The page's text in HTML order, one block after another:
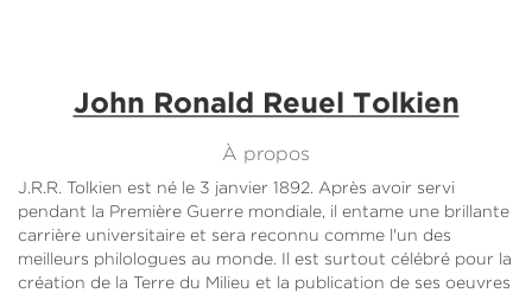
John Ronald Reuel Tolkien
À propos
J.R.R. Tolkien est né le 3 janvier 1892. Après avoir servi
pendant la Première Guerre mondiale, il entame une brillante
carrière universitaire et sera reconnu comme l'un des
meilleurs philologues au monde. Il est surtout célébré pour la
création de la Terre du Milieu et la publication de ses oeuvres